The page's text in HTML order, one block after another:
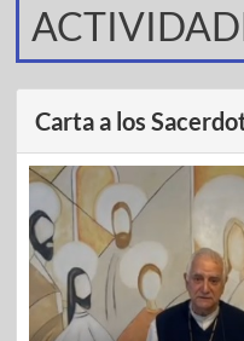
Carta a los